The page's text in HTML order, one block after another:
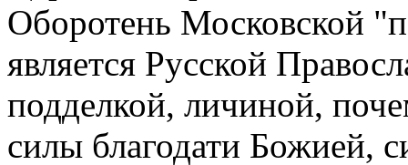
Оборотень Московской
является Русской
подделкой, личиной,
силы благодати Божией,